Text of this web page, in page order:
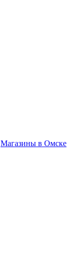
Магазины в Омске